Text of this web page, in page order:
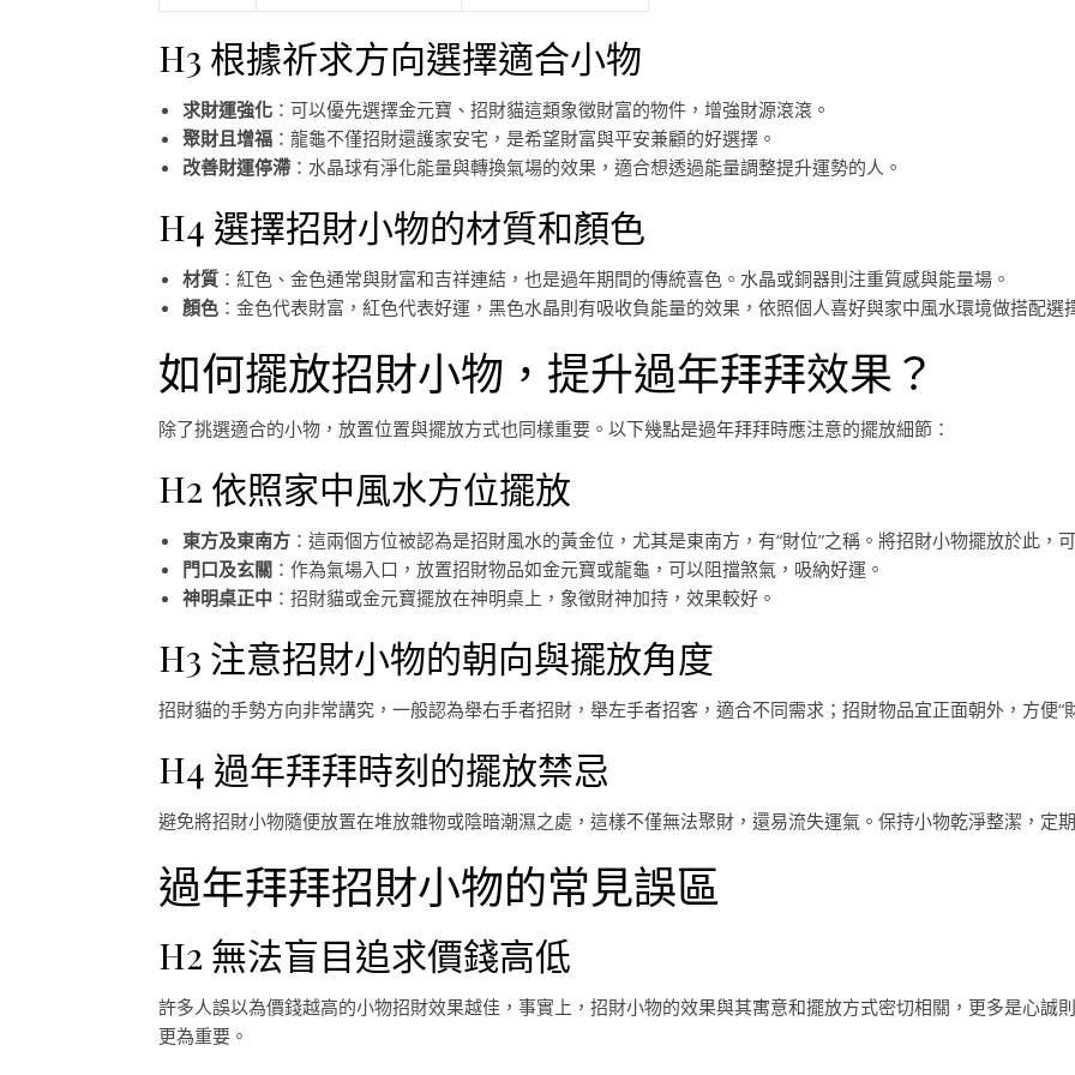
H3 根據祈求方向選擇適合小物
求財運強化 ：可以優先選擇金元寶、招財貓這類象徵財富的物件，增強財源滾滾。
聚財且增福 ：龍龜不僅招財還護家安宅，是希望財富與平安兼顧的好選擇。
改善財運停滯 ：水晶球有淨化能量與轉換氣場的效果，適合想透過能量調整提升運勢的人。
H4 選擇招財小物的材質和顏色
材質 ：紅色、金色通常與財富和吉祥連結，也是過年期間的傳統喜色。水晶或銅器則注重質感與能量場。
顏色 ：金色代表財富，紅色代表好運，黑色水晶則有吸收負能量的效果，依照個人喜好與家中風水環境做搭配選
如何擺放招財小物，提升過年拜拜效果？
除了挑選適合的小物，放置位置與擺放方式也同樣重要。以下幾點是過年拜拜時應注意的擺放細節：
H2 依照家中風水方位擺放
東方及東南方 ：這兩個方位被認為是招財風水的黃金位，尤其是東南方，有“財位”之稱。將招財小物擺放於此，
門口及玄關 ：作為氣場入口，放置招財物品如金元寶或龍龜，可以阻擋煞氣，吸納好運。
神明桌正中 ：招財貓或金元寶擺放在神明桌上，象徵財神加持，效果較好。
H3 注意招財小物的朝向與擺放角度
招財貓的手勢方向非常講究，一般認為舉右手者招財，舉左手者招客，適合不同需求；招財物品宜正面朝外，方便“
H4 過年拜拜時刻的擺放禁忌
避免將招財小物隨便放置在堆放雜物或陰暗潮濕之處，這樣不僅無法聚財，還易流失運氣。保持小物乾淨整潔，定
過年拜拜招財小物的常見誤區
H2 無法盲目追求價錢高低
許多人誤以為價錢越高的小物招財效果越佳，事實上，招財小物的效果與其寓意和擺放方式密切相關，更多是心誠
更為重要。